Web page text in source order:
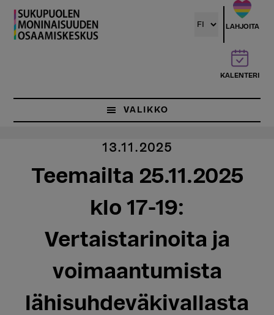
Hyppää
pääsisältöön
LAHJOITA
KALENTERI
VALIKKO
13.11.2025
Teemailta 25.11.2025
klo 17-19:
Vertaistarinoita ja
voimaantumista
lähisuhdeväkivallasta